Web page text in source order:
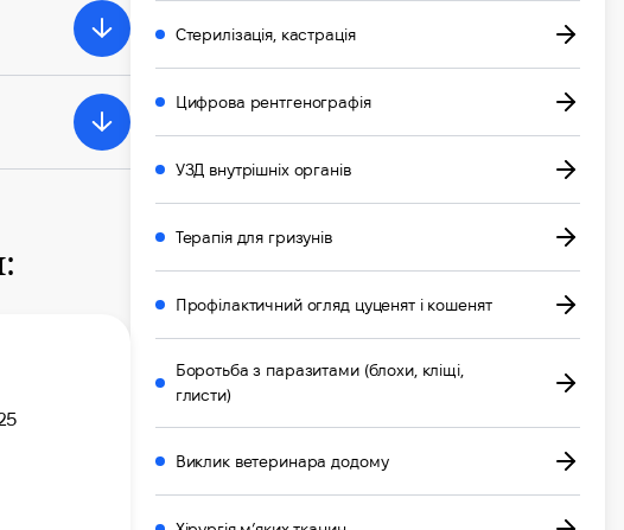
Стерилізація, кастрація
Цифрова рентгенографія
УЗД внутрішніх органів
Терапія для гризунів
Профілактичний огляд цуценят і кошенят
Боротьба з паразитами (блохи, кліщі,
глисти)
Виклик ветеринара додому